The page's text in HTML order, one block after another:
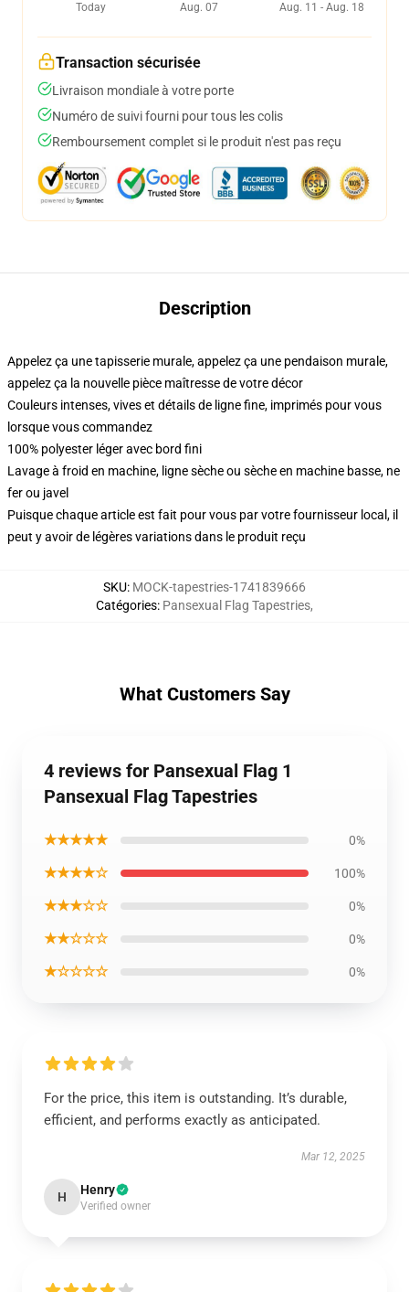
Today
Aug. 07
Aug. 11 - Aug. 18
Transaction sécurisée
Livraison mondiale à votre porte
Numéro de suivi fourni pour tous les colis
Remboursement complet si le produit n'est pas reçu
Description
Appelez ça une tapisserie murale, appelez ça une pendaison murale,
appelez ça la nouvelle pièce maîtresse de votre décor
Couleurs intenses, vives et détails de ligne fine, imprimés pour vous
lorsque vous commandez
100% polyester léger avec bord fini
Lavage à froid en machine, ligne sèche ou sèche en machine basse, ne
fer ou javel
Puisque chaque article est fait pour vous par votre fournisseur local, il
peut y avoir de légères variations dans le produit reçu
SKU: MOCK-tapestries-1741839666
Catégories: Pansexual Flag Tapestries,
What Customers Say
4 reviews for Pansexual Flag 1
Pansexual Flag Tapestries
★★★★★ 0%
★★★★☆ 100%
★★★☆☆ 0%
★★☆☆☆ 0%
★☆☆☆☆ 0%
For the price, this item is outstanding. It’s durable,
efficient, and performs exactly as anticipated.
Mar 12, 2025
H Henry
Verified owner